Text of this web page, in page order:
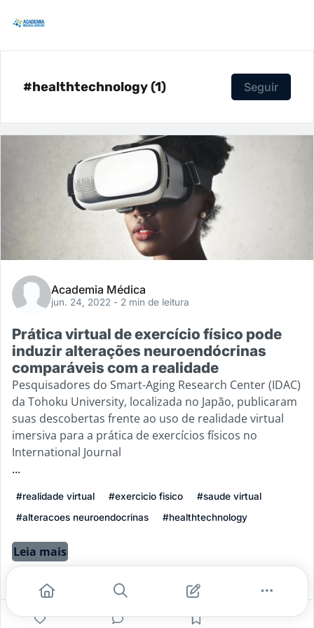
#healthtechnology (1) Seguir
Academia Médica
jun. 24, 2022 - 2 min de leitura
Prática virtual de exercício físico pode
induzir alterações neuroendócrinas
comparáveis com a realidade
Pesquisadores do Smart-Aging Research Center (IDAC)
da Tohoku University, localizada no Japão, publicaram
suas descobertas frente ao uso de realidade virtual
imersiva para a prática de exercícios físicos no
International Journal
...
#realidade virtual #exercicio fisico
#saude virtual
#alteracoes neuroendocrinas
#healthtechnology
Leia mais